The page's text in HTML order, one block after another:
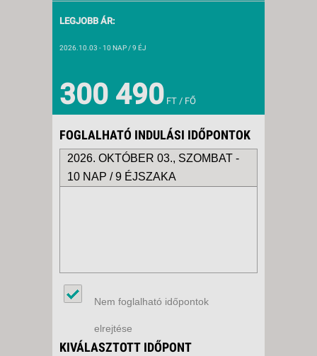
LEGJOBB ÁR:
2026.10.03 - 10 NAP / 9 ÉJ
300 490 FT / FŐ
FOGLALHATÓ INDULÁSI IDŐPONTOK
2026. OKTÓBER 03., SZOMBAT -
10 NAP / 9 ÉJSZAKA
Nem foglalható időpontok
elrejtése
KIVÁLASZTOTT IDŐPONT